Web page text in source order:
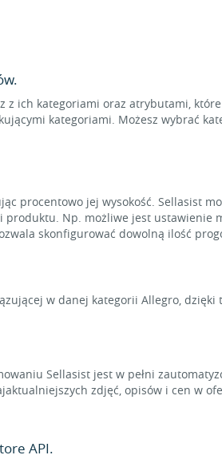
ich kategoriami oraz atrybutami,
kategoriami. Możesz wybrać
procentowo jej wysokość. Sellasist
Np. możliwe jest ustawienie
skonfigurować dowolną ilość
w danej kategorii Allegro,
Sellasist jest w pełni
zdjęć, opisów i cen w
API.